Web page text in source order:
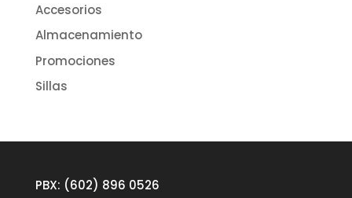
Accesorios
Almacenamiento
Promociones
Sillas
PBX: (602) 896 0526